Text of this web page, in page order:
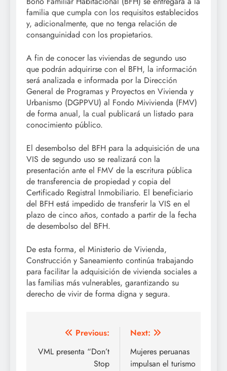
familia que cumpla con los requisitos establecidos
y, adicionalmente, que no tenga relación de
consanguinidad con los propietarios.
A fin de conocer las viviendas de segundo uso
que podrán adquirirse con el BFH, la información
será analizada e informada por la Dirección
General de Programas y Proyectos en Vivienda y
Urbanismo (DGPPVU) al Fondo Mivivienda (FMV)
de forma anual, la cual publicará un listado para
conocimiento público.
El desembolso del BFH para la adquisición de una
VIS de segundo uso se realizará con la
presentación ante el FMV de la escritura pública
de transferencia de propiedad y copia del
Certificado Registral Inmobiliario. El beneficiario
del BFH está impedido de transferir la VIS en el
plazo de cinco años, contado a partir de la fecha
de desembolso del BFH.
De esta forma, el Ministerio de Vivienda,
Construcción y Saneamiento continúa trabajando
para facilitar la adquisición de vivienda sociales a
las familias más vulnerables, garantizando su
derecho de vivir de forma digna y segura.
navigation
Previous:
VML presenta “Don’t
Stop
Next:
Mujeres peruanas
impulsan el turismo